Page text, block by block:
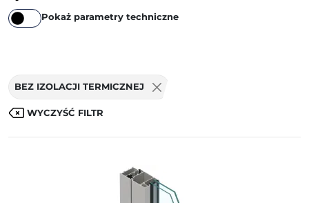
Pokaż parametry techniczne
BEZ IZOLACJI TERMICZNEJ
WYCZYŚĆ FILTR